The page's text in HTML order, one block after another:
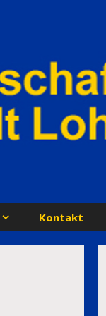
Kontakt